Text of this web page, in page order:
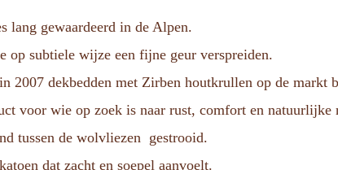
lang gewaardeerd in de Alpen.
op subtiele wijze een fijne geur verspreiden.
2007 dekbedden met Zirben houtkrullen op de markt
voor wie op zoek is naar rust, comfort en natuurlijke
tussen de wolvliezen gestrooid.
dat zacht en soepel aanvoelt.